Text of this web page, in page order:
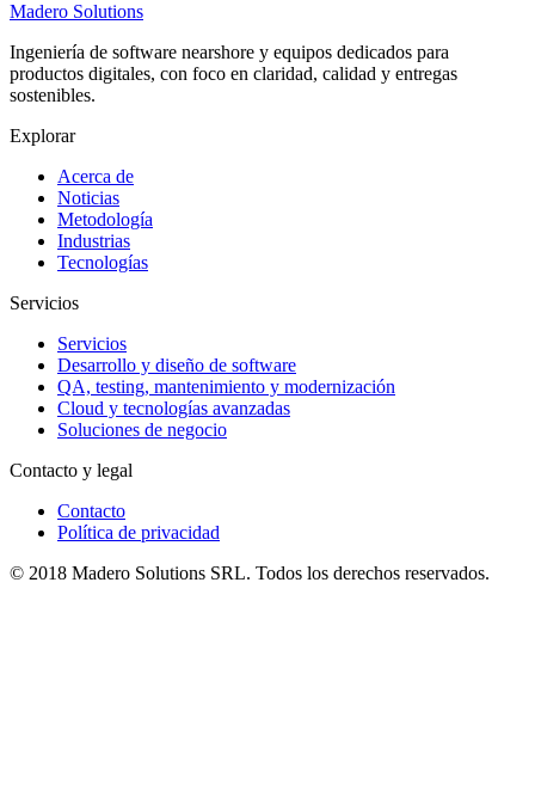
Madero Solutions
Ingeniería de software nearshore y equipos dedicados para
productos digitales, con foco en claridad, calidad y entregas
sostenibles.
Explorar
Acerca de
Noticias
Metodología
Industrias
Tecnologías
Servicios
Servicios
Desarrollo y diseño de software
QA, testing, mantenimiento y modernización
Cloud y tecnologías avanzadas
Soluciones de negocio
Contacto y legal
Contacto
Política de privacidad
© 2018 Madero Solutions SRL. Todos los derechos reservados.